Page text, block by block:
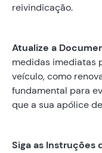
reivindicação.
Atualize a
medidas imediatas
veículo, como
fundamental para
que a sua apólice
Siga as Instruções